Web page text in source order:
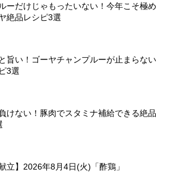
ーだけじゃもったいない！今年こそ極め
絶品レシピ3選
旨い！ゴーヤチャンプルーが止まらない
3選
けない！豚肉でスタミナ補給できる絶品
立】2026年8月4日(火)「酢鶏」